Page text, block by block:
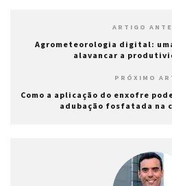
ARTIGO
Agrometeorologia digital:
alavancar a
PRÓXIMO
Como a aplicação do enxofre
adubação fosfatada na